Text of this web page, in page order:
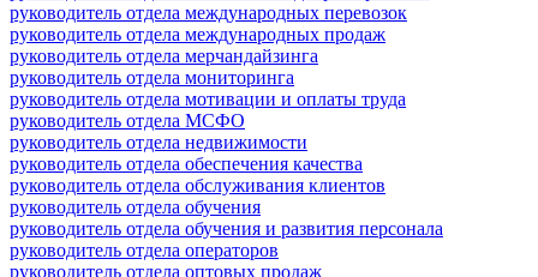
руководитель отдела международных перевозок
руководитель отдела международных продаж
руководитель отдела мерчандайзинга
руководитель отдела мониторинга
руководитель отдела мотивации и оплаты труда
руководитель отдела МСФО
руководитель отдела недвижимости
руководитель отдела обеспечения качества
руководитель отдела обслуживания клиентов
руководитель отдела обучения
руководитель отдела обучения и развития персонала
руководитель отдела операторов
руководитель отдела оптовых продаж